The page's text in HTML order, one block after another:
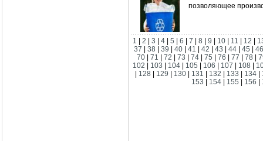
позволяющее
1 2 3 4 5 6 7 8 9 10 11 12
37
|38 |39 |40 |41 |42 |43 |44 |45 |
70
71 72 73 74 75 76 77 78
102
103 104 105 106 107 108
128 129 130 131 132 133 134
153
154 155 156